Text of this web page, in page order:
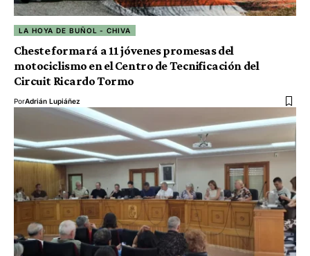
LA HOYA DE BUÑOL - CHIVA
Cheste formará a 11 jóvenes promesas del
motociclismo en el Centro de Tecnificación del
Circuit Ricardo Tormo
PorAdrián Lupiáñez